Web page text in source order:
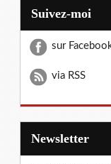
Suivez-moi
sur
via RSS
Newsletter